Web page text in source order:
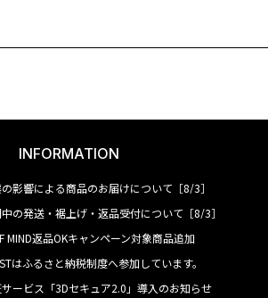
INFORMATION
影響による商品のお届けについて［8/3］
の発送・裾上げ・返品受付について［8/3］
MIND返品OKキャンペーン対象商品追加
はふるさと納税制度へ参加しています。
ービス「3Dセキュア2.0」導入のお知らせ